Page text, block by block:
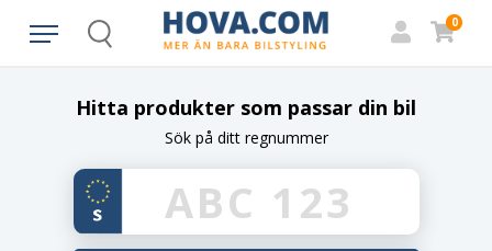
Search
0
Hitta produkter som passar din bil
Sök på ditt regnummer